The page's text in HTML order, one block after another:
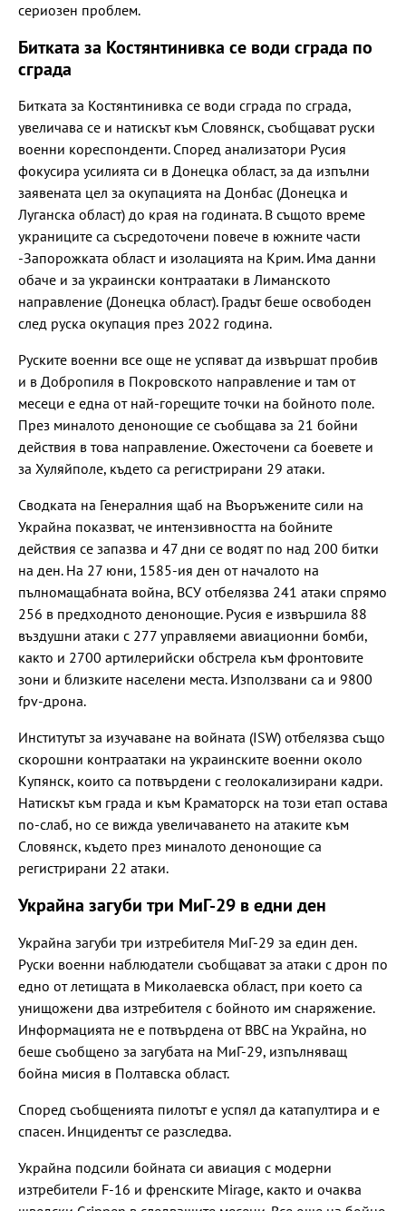
сериозен проблем.
Битката за Костянтинивка се води сграда по
сграда
Битката за Костянтинивка се води сграда по сграда,
увеличава се и натискът към Словянск, съобщават руски
военни кореспонденти. Според анализатори Русия
фокусира усилията си в Донецка област, за да изпълни
заявената цел за окупацията на Донбас (Донецка и
Луганска област) до края на годината. В същото време
украниците са съсредоточени повече в южните части
-Запорожката област и изолацията на Крим. Има данни
обаче и за украински контраатаки в Лиманското
направление (Донецка област). Градът беше освободен
след руска окупация през 2022 година.
Руските военни все още не успяват да извършат пробив
и в Добропиля в Покровското направление и там от
месеци е една от най-горещите точки на бойното поле.
През миналото денонощие се съобщава за 21 бойни
действия в това направление. Ожесточени са боевете и
за Хуляйполе, където са регистрирани 29 атаки.
Сводката на Генералния щаб на Въоръжените сили на
Украйна показват, че интензивността на бойните
действия се запазва и 47 дни се водят по над 200 битки
на ден. На 27 юни, 1585-ия ден от началото на
пълномащабната война, ВСУ отбелязва 241 атаки спрямо
256 в предходното денонощие. Русия е извършила 88
въздушни атаки с 277 управляеми авиационни бомби,
както и 2700 артилерийски обстрела към фронтовите
зони и близките населени места. Използвани са и 9800
fpv-дрона.
Институтът за изучаване на войната (ISW) отбелязва също
скорошни контраатаки на украинските военни около
Купянск, които са потвърдени с геолокализирани кадри.
Натискът към града и към Краматорск на този етап остава
по-слаб, но се вижда увеличаването на атаките към
Словянск, където през миналото денонощие са
регистрирани 22 атаки.
Украйна загуби три МиГ-29 в едни ден
Украйна загуби три изтребителя МиГ-29 за един ден.
Руски военни наблюдатели съобщават за атаки с дрон по
едно от летищата в Миколаевска област, при което са
унищожени два изтребителя с бойното им снаряжение.
Информацията не е потвърдена от ВВС на Украйна, но
беше съобщено за загубата на МиГ-29, изпълняващ
бойна мисия в Полтавска област.
Според съобщенията пилотът е успял да катапултира и е
спасен. Инцидентът се разследва.
Украйна подсили бойната си авиация с модерни
изтребители F-16 и френските Mirage, както и очаква